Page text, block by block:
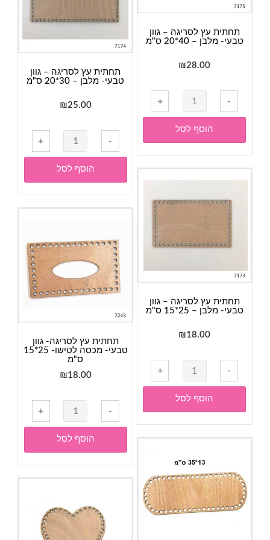
תחתית עץ לסריגה – גוון
טבעי- מלבן – 40*20 ס"מ
₪28.00
-
כמות
של
תחתית
עץ
לסריגה
-
טבעי-
40*20
+
הוסף לסל
תחתית עץ לסריגה – גוון
טבעי- מלבן – 30*20 ס"מ
₪25.00
-
כמות
של
תחתית
עץ
לסריגה
-
מלבן
30*20
ס"מ
+
הוסף לסל
תחתית עץ לסריגה – גוון
טבעי- מלבן – 25*15 ס"מ
₪18.00
-
כמות
של
תחתית
עץ
לסריגה
-
טבעי-
מלבן
25*15
+
הוסף לסל
תחתית עץ לסריגה- גוון
טבעי- מכסה לטישו- 25*15
ס"מ
₪18.00
-
כמות
של
תחתית
עץ
לסריגה-
גוון
מכסה
לטישו-
+
הוסף לסל